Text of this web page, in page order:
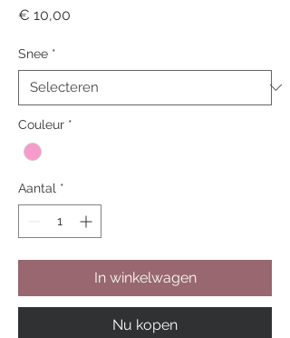
€ 10,00
Snee *
Couleur *
Aantal *
In winkelwagen
Nu kopen